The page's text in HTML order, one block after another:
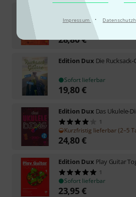
Impressum ·
Edition Dux
In 1–2 Wochen lieferbar
28,80€
Edition Dux Die
Sofort lieferbar
19,80€
Edition Dux Das Ukulele-
1
Kurzfristig lieferbar (2–5
24,80€
Edition Dux Play Guitar
1
Sofort lieferbar
23,95€